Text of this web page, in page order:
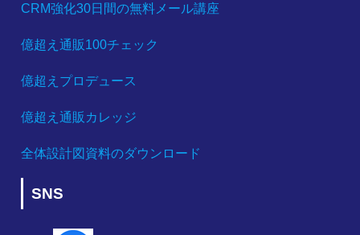
CRM強化30日間の無料メール講座
億超え通販100チェック
億超えプロデュース
億超え通販カレッジ
全体設計図資料のダウンロード
SNS